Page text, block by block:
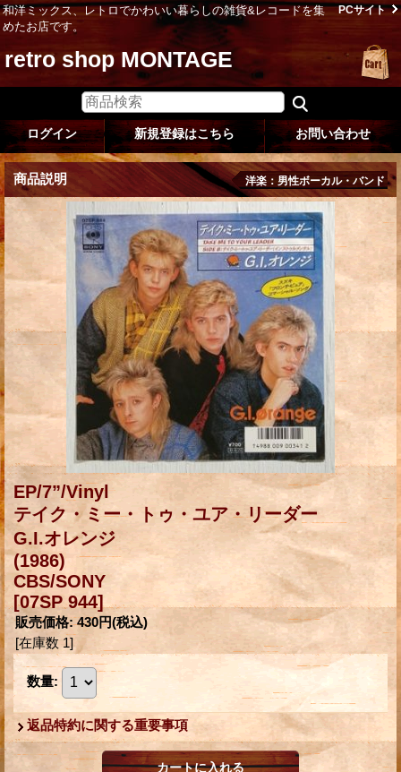
和洋ミックス、レトロでかわいい暮らしの雑貨&レコードを集
めたお店です。
PCサイト
retro shop MONTAGE
ログイン 新規登録はこちら お問い合わせ
商品説明 洋楽：男性ボーカル・バンド
EP/7”/Vinyl
テイク・ミー・トゥ・ユア・リーダー
G.I.オレンジ
(1986)
CBS/SONY
[07SP 944]
販売価格: 430円(税込)
[在庫数 1]
数量:
返品特約に関する重要事項